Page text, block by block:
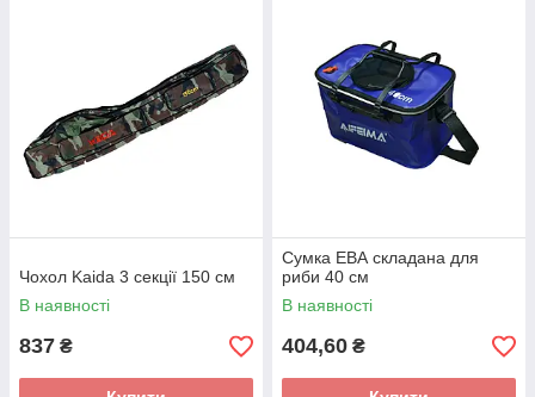
Чохол Kaida 3 секції 150 см
В наявності
837 ₴
Сумка ЕВА складана для
риби 40 см
В наявності
404,60 ₴